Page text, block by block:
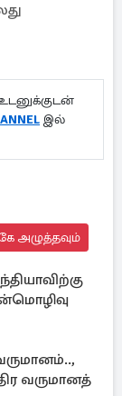
இல்
அழுத்தவும்
வருமானத்